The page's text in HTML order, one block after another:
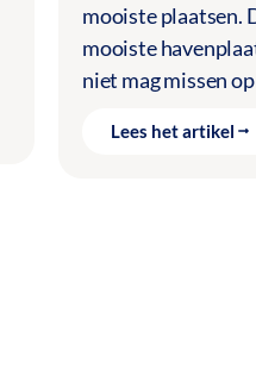
mooiste plaatsen.
mooiste
niet mag missen
Lees het artikel